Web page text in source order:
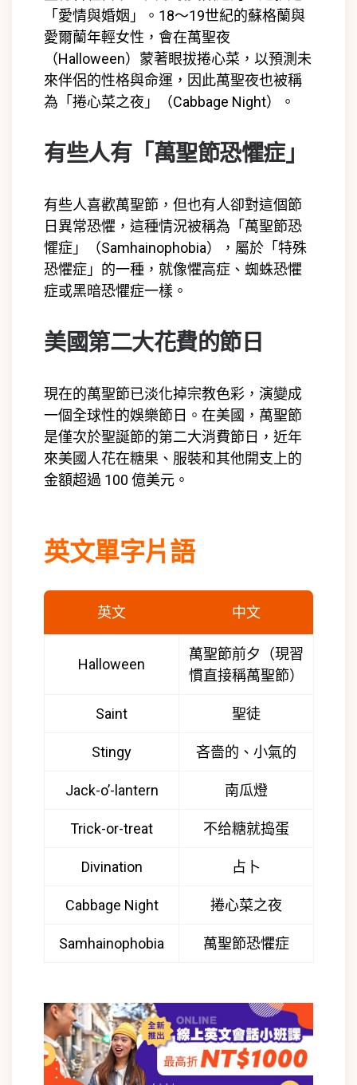
「愛情與婚姻」。18～19世紀的蘇格蘭與
愛爾蘭年輕女性，會在萬聖夜
（Halloween）蒙著眼拔捲心菜，以預測未
來伴侶的性格與命運，因此萬聖夜也被稱
為「捲心菜之夜」（Cabbage Night）。
有些人有「萬聖節恐懼症」
有些人喜歡萬聖節，但也有人卻對這個節
日異常恐懼，這種情況被稱為「萬聖節恐
懼症」（Samhainophobia），屬於「特殊
恐懼症」的一種，就像懼高症、蜘蛛恐懼
症或黑暗恐懼症一樣。
美國第二大花費的節日
現在的萬聖節已淡化掉宗教色彩，演變成
一個全球性的娛樂節日。在美國，萬聖節
是僅次於聖誕節的第二大消費節日，近年
來美國人花在糖果、服裝和其他開支上的
金額超過 100 億美元。
英文單字片語
英文 中文
Halloween
萬聖節前夕（現習
慣直接稱萬聖節）
Saint 聖徒
Stingy 吝嗇的、小氣的
Jack-o’-lantern 南瓜燈
Trick-or-treat 不给糖就捣蛋
Divination 占卜
Cabbage Night 捲心菜之夜
Samhainophobia 萬聖節恐懼症